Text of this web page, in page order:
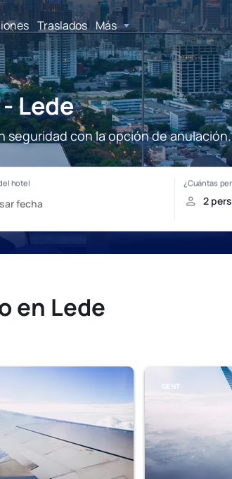
Traslados Más
Lede
seguridad con la opción de anulación.
en Lede
GENT